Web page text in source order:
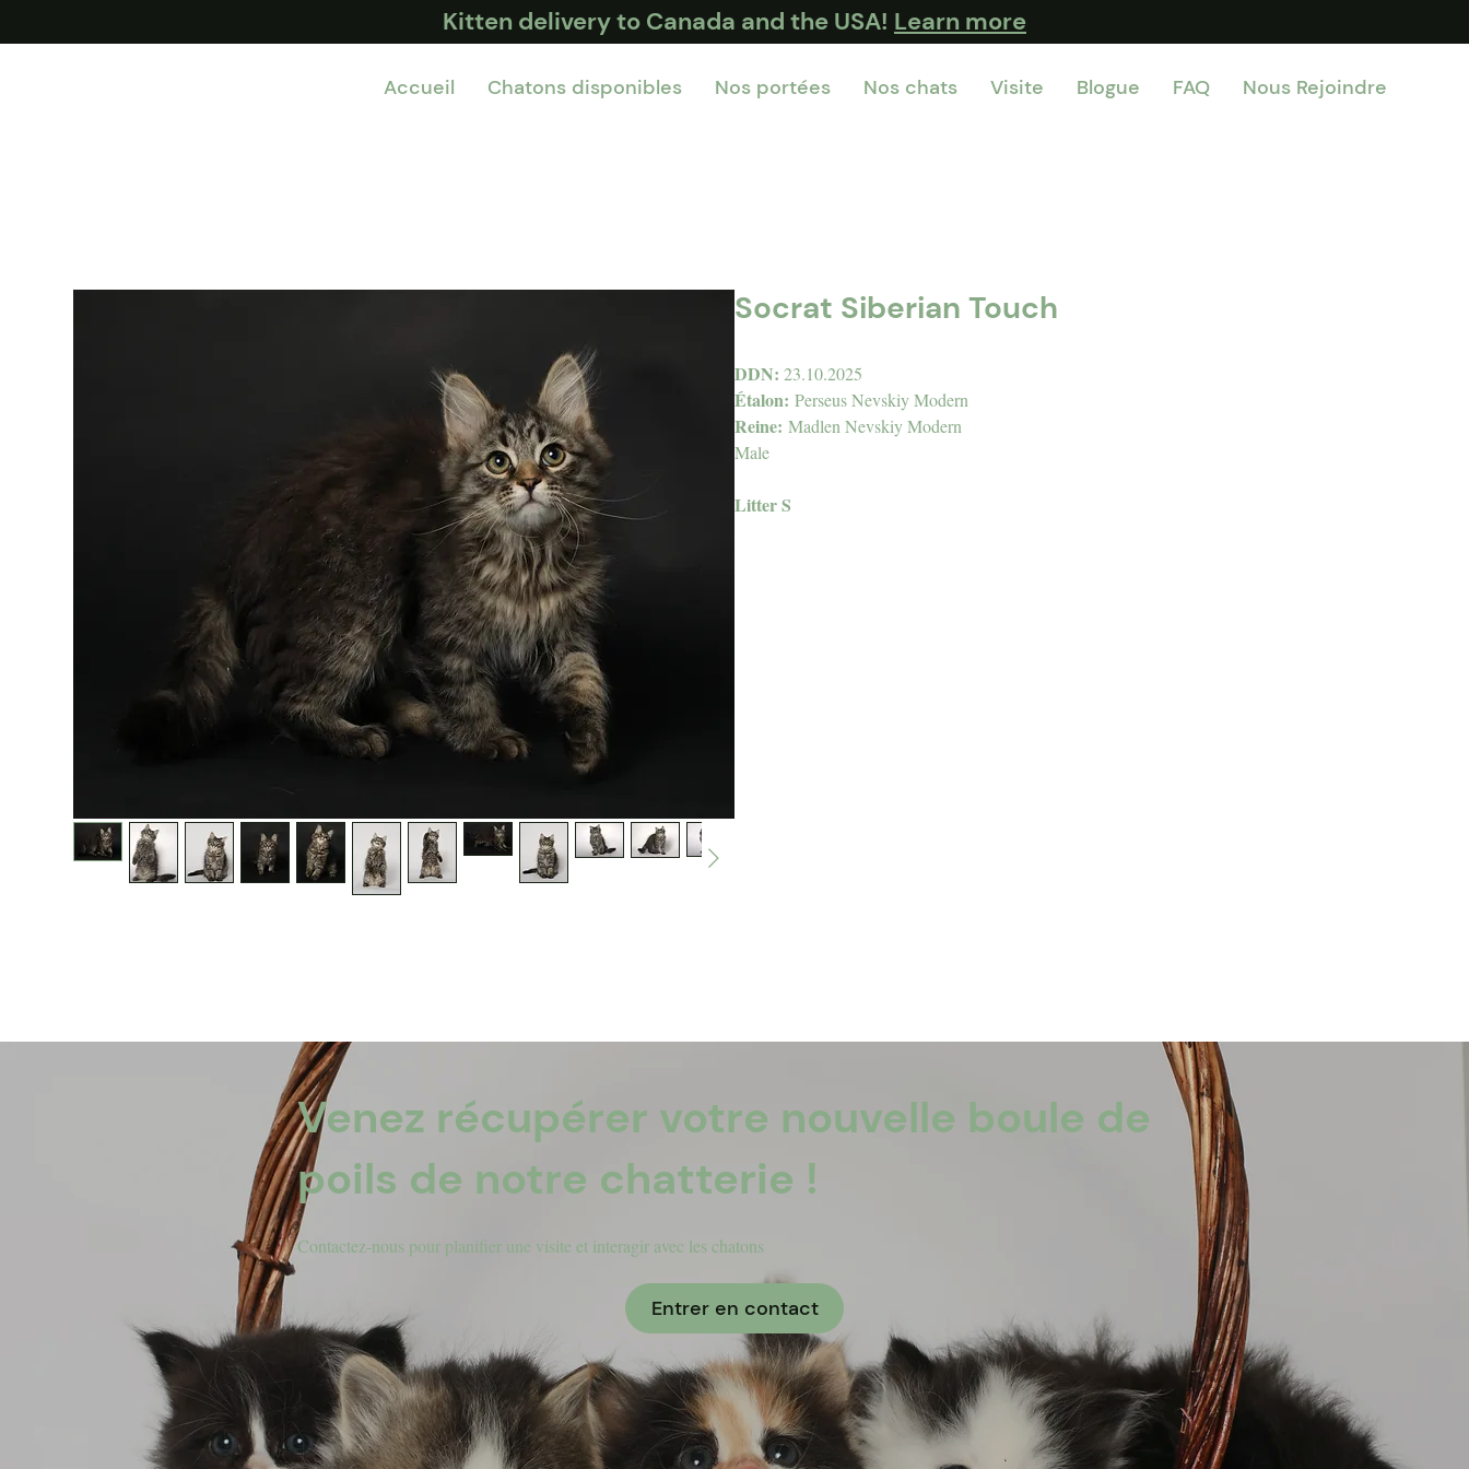
Accueil Chatons disponibles Nos portées Nos chats Visite Blogue FAQ Nous Rejoindre
Kitten delivery to Canada and the USA! Learn more
Socrat Siberian Touch
DDN:23.10.2025
Étalon: Perseus Nevskiy Modern
Reine: Madlen Nevskiy Modern
Male
Litter S
Venez récupérer votre nouvelle boule de
poils de notre chatterie !
​Contactez-nous pour planifier une visite et interagir avec les chatons
Entrer en contact